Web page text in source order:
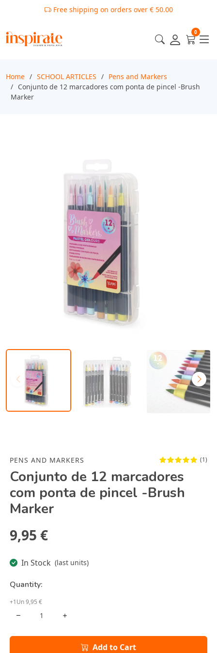
Free shipping on orders over € 50.00
0
Home SCHOOL ARTICLES
Pens and Markers
Conjunto de 12 marcadores com ponta de pincel -Brush
Marker
PENS AND MARKERS (1)
Conjunto de 12 marcadores
com ponta de pincel -Brush
Marker
9,95 €
In Stock (last units)
Quantity:
+1Un 9,95 €
Add to Cart